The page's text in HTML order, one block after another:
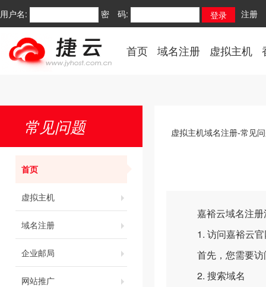
用户名: 密 码: 注册
首页 域名注册 虚拟主机
常见问题
首页
虚拟主机
域名注册
企业邮局
网站推广
虚拟主机域名注册-常见
嘉裕云域名注册
1. 访问嘉裕云官
首先，您需要访
2. 搜索域名